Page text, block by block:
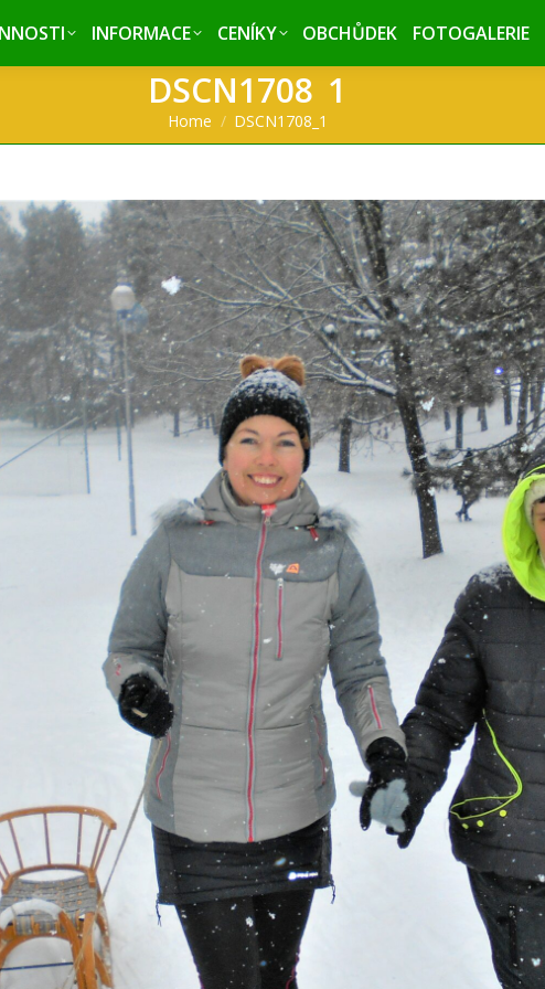
INFORMACE CENÍKY OBCHŮDEK FOTOGALERIE
DSCN1708_1
You are here:
Home DSCN1708_1
INFORMACE CENÍKY OBCHŮDEK FOTOGALERIE